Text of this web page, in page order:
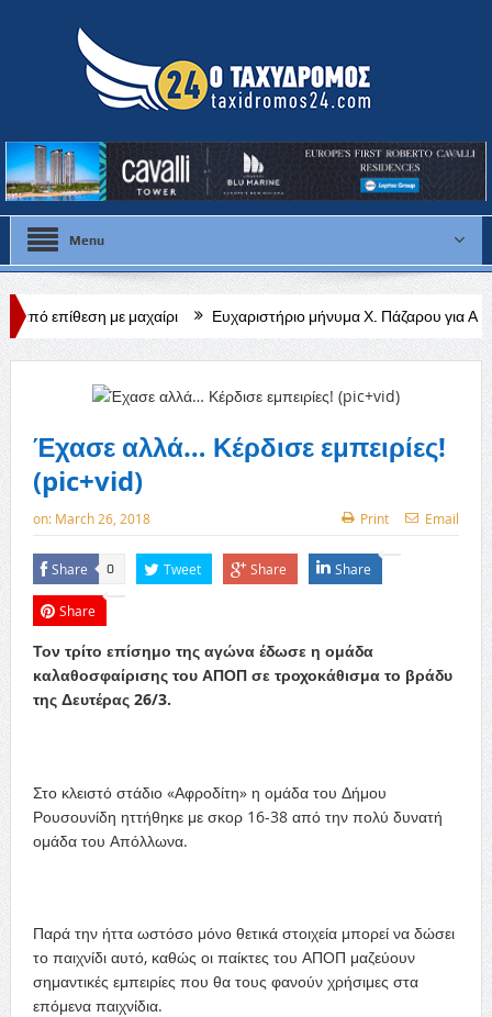
Menu
μαχαίρι Ευχαριστήριο μήνυμα Χ. Πάζαρου για Α. Βαφεάδη
Έχασε αλλά… Κέρδισε εμπειρίες!
(pic+vid)
on: March 26, 2018 Print Email
Share 0 Tweet Share Share
Share
Τον τρίτο επίσημο της αγώνα έδωσε η ομάδα
καλαθοσφαίρισης του ΑΠΟΠ σε τροχοκάθισμα το βράδυ
της Δευτέρας 26/3.
Στο κλειστό στάδιο «Αφροδίτη» η ομάδα του Δήμου
Ρουσουνίδη ηττήθηκε με σκορ 16-38 από την πολύ δυνατή
ομάδα του Απόλλωνα.
Παρά την ήττα ωστόσο μόνο θετικά στοιχεία μπορεί να δώσει
το παιχνίδι αυτό, καθώς οι παίκτες του ΑΠΟΠ μαζεύουν
σημαντικές εμπειρίες που θα τους φανούν χρήσιμες στα
επόμενα παιχνίδια.